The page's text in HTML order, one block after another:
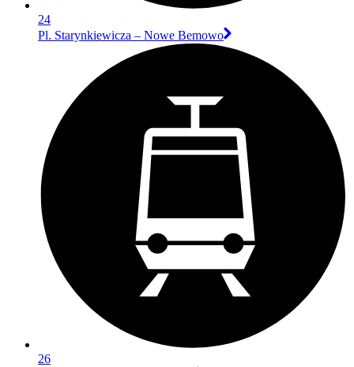
24
Pl. Starynkiewicza – Nowe Bemowo
26